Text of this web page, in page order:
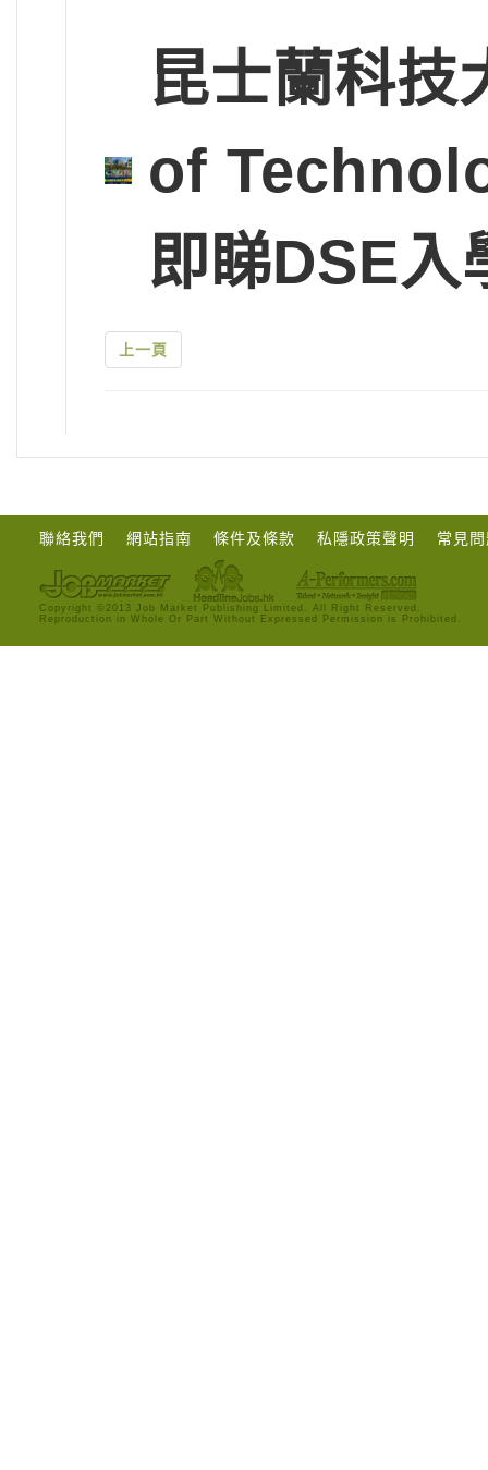
昆士蘭科
of
即睇DSE入
上一頁
聯絡我們 網站指南 條件及條款 私隱政策聲明 常見
Copyright ©2013 Job Market Publishing Limited. All Right Reserved.
Reproduction in Whole Or Part Without Expressed Permission is Prohibited.